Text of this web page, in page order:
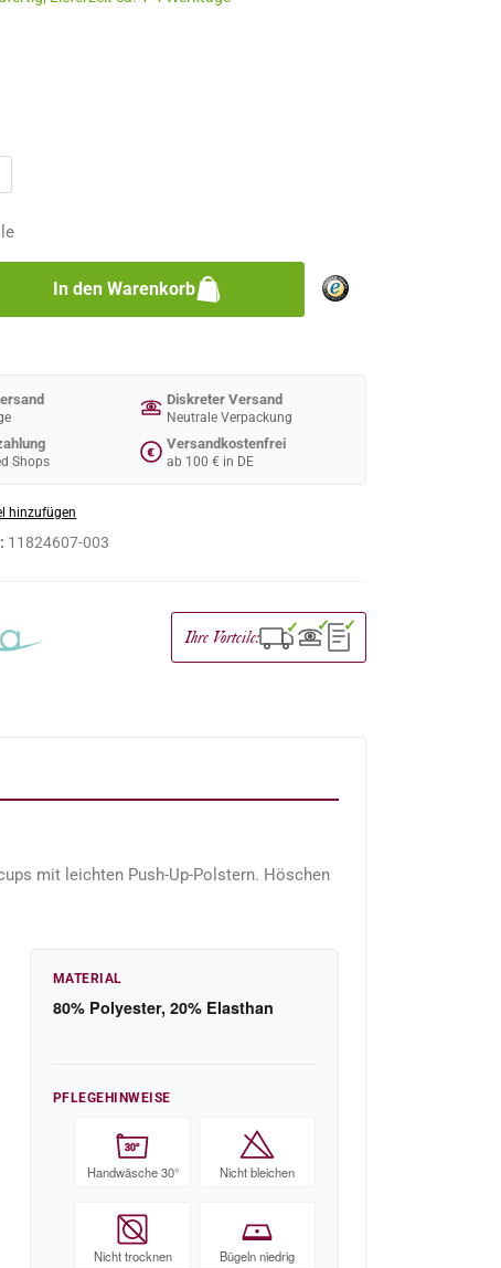
Gib den gewünschten Wert ein
In den Warenkorb
Diskreter Versand
Neutrale Verpackung
Shops
€
Versandkostenfrei
ab 100 € in DE
hinzufügen
11824607-003
Ihre Vorteile: ✓ ✓ ✓
mit leichten Push-Up-Polstern. Höschen
MATERIAL
80% Polyester, 20% Elasthan
PFLEGEHINWEISE
30°
Handwäsche 30° Nicht bleichen
Nicht trocknen Bügeln niedrig